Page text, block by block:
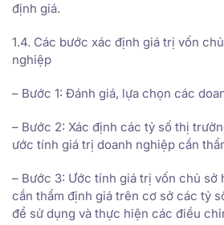
định giá.
1.4. Các bước xác định giá trị vốn
nghiệp
– Bước 1: Đánh giá, lựa chọn các
– Bước 2: Xác định các tỷ số thị
ước tính giá trị doanh nghiệp cần
– Bước 3: Ước tính giá trị vốn chủ sở
cần thẩm định giá trên cơ sở các tỷ
để sử dụng và thực hiện các điều